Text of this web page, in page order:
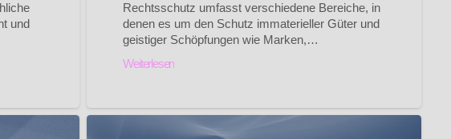
und
Rechtsschutz umfasst verschiedene Bereiche, in
denen es um den Schutz immaterieller Güter und
geistiger Schöpfungen wie Marken,…
Weiterlesen